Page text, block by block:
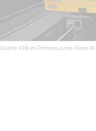
Coche 42B en Primera Junta (línea A).